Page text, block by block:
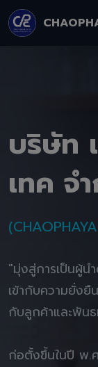
บริษัท
เทค จ
"มุ่งสู่การเป็นผู้น
เข้ากับความยั่งยื
กับลูกค้าและพัน
ก่อตั้งขึ้นในปี พ.